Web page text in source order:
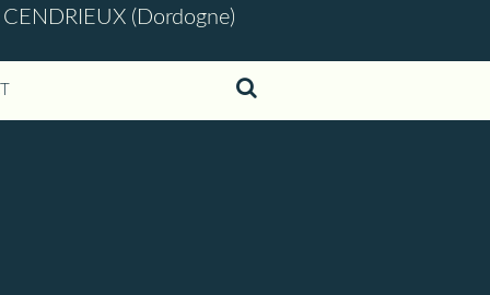
(Dordogne)